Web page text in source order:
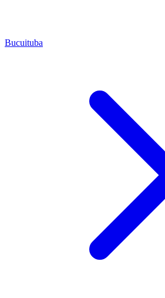
Bucuituba